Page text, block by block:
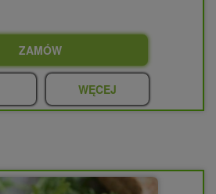
ZAMÓW
WĘCEJ